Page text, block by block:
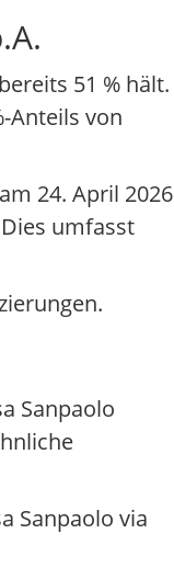
51 % hält.
Anteils von
24. April 2026
umfasst
Sanpaolo
Sanpaolo via